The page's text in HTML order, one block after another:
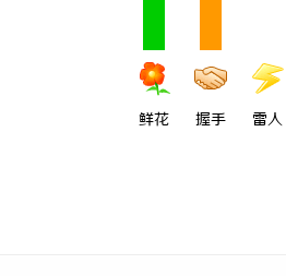
鲜花 握手 雷人